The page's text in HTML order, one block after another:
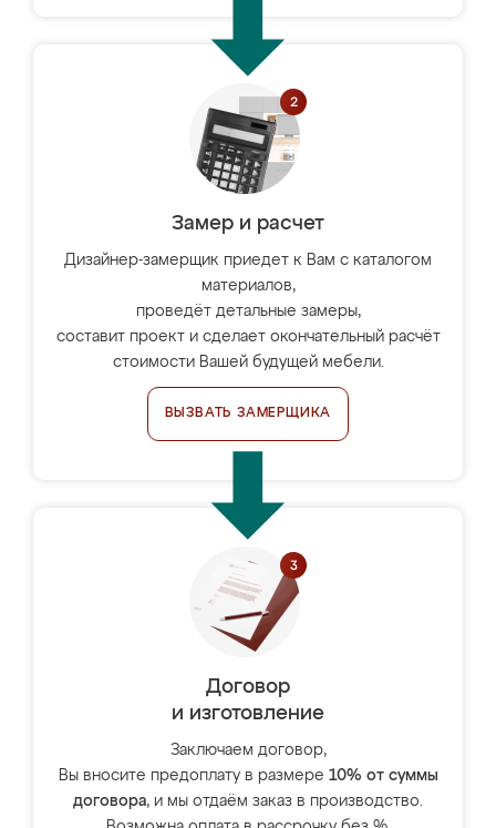
Замер и расчет
Дизайнер-замерщик приедет к Вам с каталогом
материалов,
проведёт детальные замеры,
составит проект и сделает окончательный расчёт
стоимости Вашей будущей мебели.
ВЫЗВАТЬ ЗАМЕРЩИКА
Договор
и изготовление
Заключаем договор,
Вы вносите предоплату в размере 10% от суммы
договора, и мы отдаём заказ в производство.